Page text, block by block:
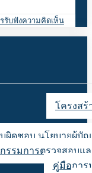
รับฟังความคิดเห็น
โครงสร้
ดชอบ นโยบายผู้บั
รมการตรวจสอบแล
คู่มือการ